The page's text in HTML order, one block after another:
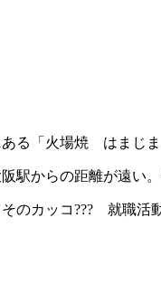
る「火場焼 はまじ
駅からの距離が遠い
のカッコ??? 就職活